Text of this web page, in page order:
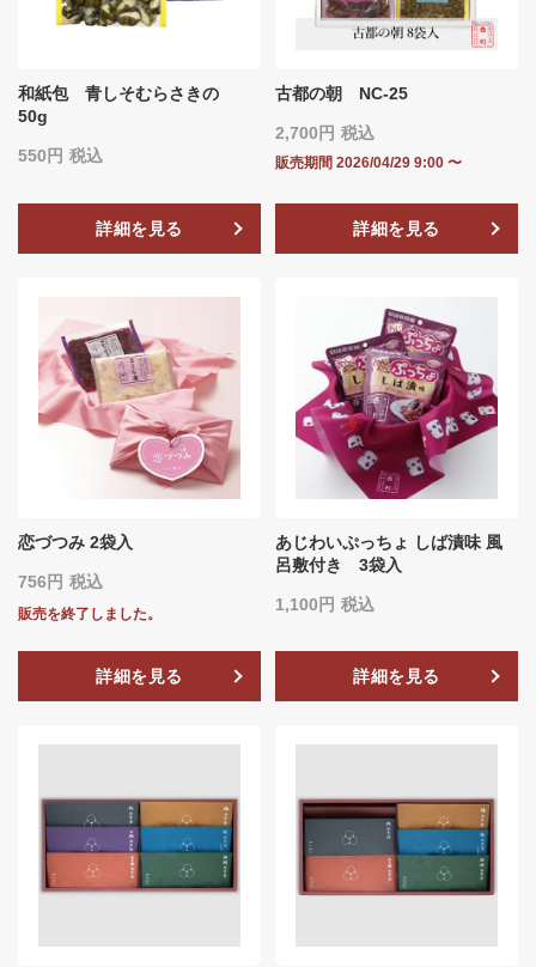
和紙包 青しそむらさきの
50g
550 税込
詳細を見る
古都の朝 NC-25
2,700 税込
販売期間 2026/04/29 9:00 〜
詳細を見る
恋づつみ 2袋入
756 税込
販売を終了しました。
詳細を見る
あじわいぷっちょ しば漬味 風
呂敷付き 3袋入
1,100 税込
詳細を見る